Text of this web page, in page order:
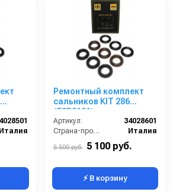
Италия
Ремонтный комплект
сальников KIT 286
(E3B2121)
Артикул:
34028601
Страна-производитель:
Италия
5 500 руб. 5 100 руб.
⚡ В корзину